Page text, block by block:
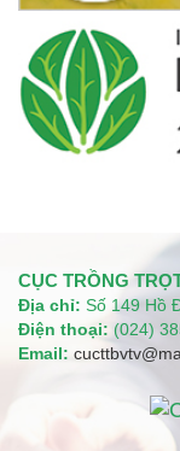
CỤC TRỒNG
Địa chỉ: Số 149 Hồ
Điện thoại: (024)
Email: